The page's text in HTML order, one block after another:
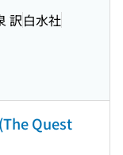
訳白水社
Quest